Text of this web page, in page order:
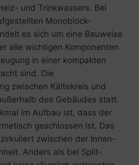
und Trinkwassers. Bei
Monoblock-
es sich um eine Bauweise
alle wichtigen Komponenten
in einer kompakten
sind. Die
zwischen Kältekreis und
des Gebäudes statt.
im Aufbau ist, dass der
geschlossen ist. Das
zwischen der Innen-
Anders als bei Split-